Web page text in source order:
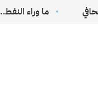
ما وراء النفط… وما بعده